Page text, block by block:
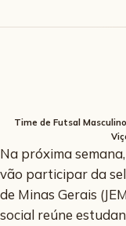
Time de Futsal
Na próxima
vão participar da
de Minas Gerais
social reúne